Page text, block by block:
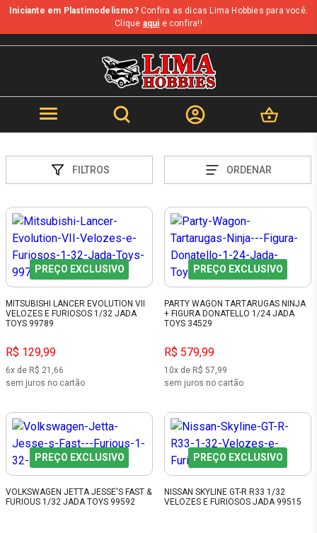
Iniciante em Plastimodelismo?Confira as dicas Lima Hobbies para você.
Clique aqui e confira!!
FILTROS ORDENAR
PREÇO EXCLUSIVO
MITSUBISHI LANCER EVOLUTION VII
VELOZES E FURIOSOS 1/32 JADA
TOYS 99789
R$ 129,99
6x de R$ 21,66
sem juros no cartão
PREÇO EXCLUSIVO
PARTY WAGON TARTARUGAS NINJA
+ FIGURA DONATELLO 1/24 JADA
TOYS 34529
R$ 579,99
10x de R$ 57,99
sem juros no cartão
PREÇO EXCLUSIVO
VOLKSWAGEN JETTA JESSE'S FAST &
FURIOUS 1/32 JADA TOYS 99592
PREÇO EXCLUSIVO
NISSAN SKYLINE GT-R R33 1/32
VELOZES E FURIOSOS JADA 99515